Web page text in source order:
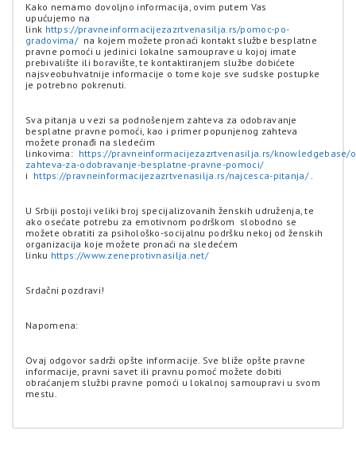
Kako nemamo dovoljno informacija, ovim putem Vas
upućujemo na
link https://pravneinformacijezazrtvenasilja.rs/pomoc-po-
gradovima/na kojem možete pronaći kontakt službe besplatne
pravne pomoći u jedinici lokalne samouprave u kojoj imate
prebivalište ili boravište, te kontaktiranjem službe dobićete
najsveobuhvatnije informacije o tome koje sve sudske postupke
je potrebno pokrenuti.
Sva pitanja u vezi sa podnošenjem zahteva za odobravanje
besplatne pravne pomoći, kao i primer popunjenog zahteva
možete pronađi na sledećim
linkovima: https://pravneinformacijezazrtvenasilja.rs/knowledgebase/
zahteva-za-odobravanje-besplatne-pravne-pomoci/
i https://pravneinformacijezazrtvenasilja.rs/najcesca-pitanja/.
U Srbiji postoji veliki broj specijalizovanih ženskih udruženja, te
ako osećate potrebu za emotivnom podrškom slobodno se
možete obratiti za psihološko-socijalnu podršku nekoj od ženskih
organizacija koje možete pronaći na sledećem
linku https://www.zeneprotivnasilja.net/
Srdačni pozdravi!
Napomena:
Ovaj odgovor sadrži opšte informacije. Sve bliže opšte pravne
informacije, pravni savet ili pravnu pomoć možete dobiti
obraćanjem službi pravne pomoći u lokalnoj samoupravi u svom
mestu.